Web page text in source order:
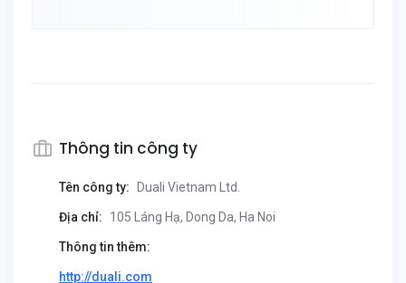
Thông tin công ty
Tên công ty: Duali Vietnam Ltd.
Địa chỉ: 105 Láng Hạ, Dong Da, Ha Noi
Thông tin thêm:
http://duali.com